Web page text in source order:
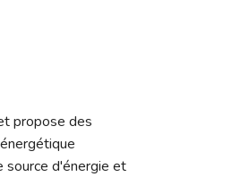
propose des
source d'énergie et